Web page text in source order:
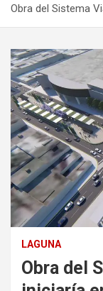
Obra del Sistema
LAGUNA
Obra del